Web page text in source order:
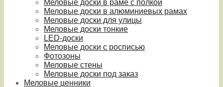
Меловые доски в раме с полкой
Меловые доски в алюминиевых рамах
Меловые доски для улицы
Меловые доски тонкие
LED-доски
Меловые доски с росписью
Фотозоны
Меловые стены
Меловые доски под заказ
Меловые ценники